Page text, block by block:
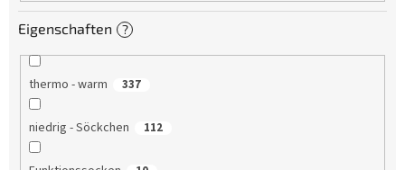
Eigenschaften ?
thermo - warm 337
niedrig - Söckchen 112